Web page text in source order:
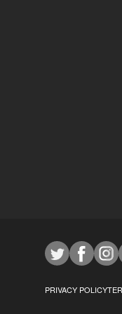
PRIVACY POLICY